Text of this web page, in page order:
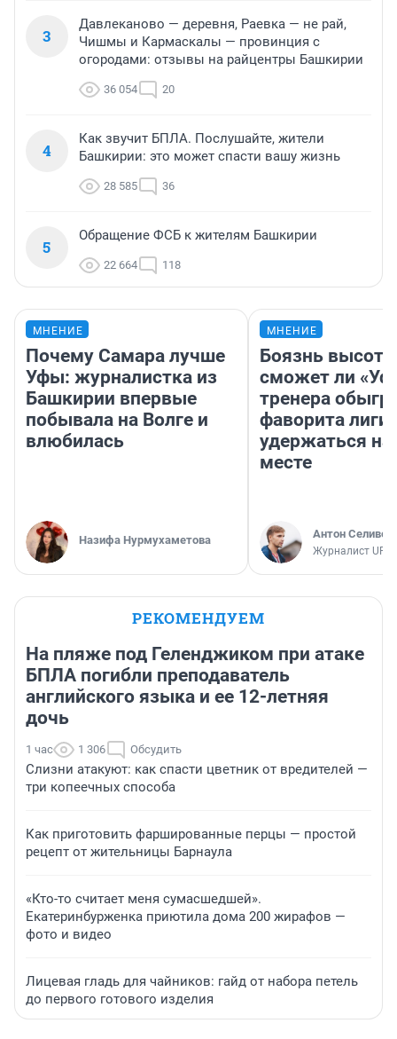
3
Давлеканово — деревня, Раевка — не рай,
Чишмы и Кармаскалы — провинция с
огородами: отзывы на райцентры Башкирии
36 054 20
4
Как звучит БПЛА. Послушайте, жители
Башкирии: это может спасти вашу жизнь
28 585 36
5
Обращение ФСБ к жителям Башкирии
22 664 118
МНЕНИЕ
Почему Самара лучше
Уфы: журналистка из
Башкирии впервые
побывала на Волге и
влюбилась
Назифа Нурмухаметова
МНЕНИЕ
Боязнь
сможет ли
тренера
фаворита лиги
удержаться
месте
Антон
Журналист
РЕКОМЕНДУЕМ
На пляже под Геленджиком при атаке
БПЛА погибли преподаватель
английского языка и ее 12-летняя
дочь
1 час 1 306 Обсудить
Слизни атакуют: как спасти цветник от вредителей —
три копеечных способа
Как приготовить фаршированные перцы — простой
рецепт от жительницы Барнаула
«Кто-то считает меня сумасшедшей».
Екатеринбурженка приютила дома 200 жирафов —
фото и видео
Лицевая гладь для чайников: гайд от набора петель
до первого готового изделия